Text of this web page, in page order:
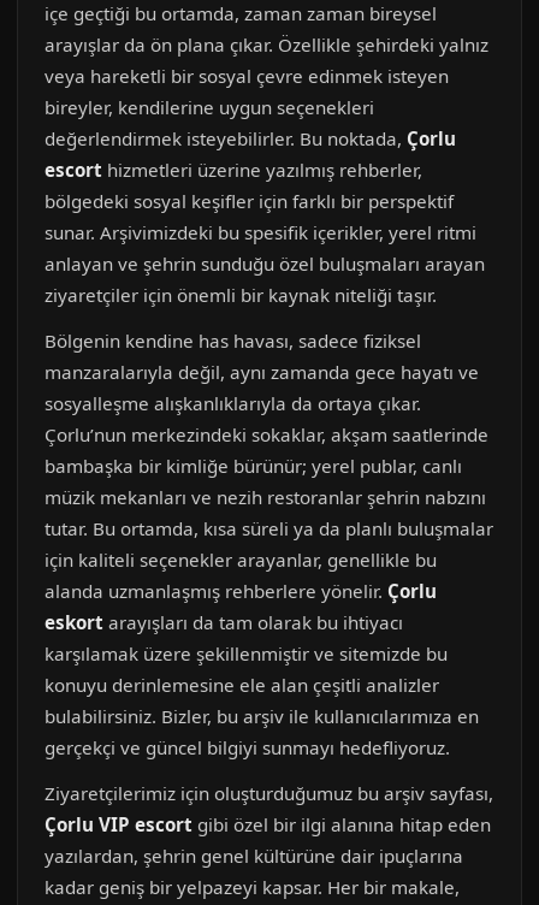
içe geçtiği bu ortamda, zaman zaman bireysel
arayışlar da ön plana çıkar. Özellikle şehirdeki yalnız
veya hareketli bir sosyal çevre edinmek isteyen
bireyler, kendilerine uygun seçenekleri
değerlendirmek isteyebilirler. Bu noktada, Çorlu
escort hizmetleri üzerine yazılmış rehberler,
bölgedeki sosyal keşifler için farklı bir perspektif
sunar. Arşivimizdeki bu spesifik içerikler, yerel ritmi
anlayan ve şehrin sunduğu özel buluşmaları arayan
ziyaretçiler için önemli bir kaynak niteliği taşır.
Bölgenin kendine has havası, sadece fiziksel
manzaralarıyla değil, aynı zamanda gece hayatı ve
sosyalleşme alışkanlıklarıyla da ortaya çıkar.
Çorlu’nun merkezindeki sokaklar, akşam saatlerinde
bambaşka bir kimliğe bürünür; yerel publar, canlı
müzik mekanları ve nezih restoranlar şehrin nabzını
tutar. Bu ortamda, kısa süreli ya da planlı buluşmalar
için kaliteli seçenekler arayanlar, genellikle bu
alanda uzmanlaşmış rehberlere yönelir. Çorlu
eskort arayışları da tam olarak bu ihtiyacı
karşılamak üzere şekillenmiştir ve sitemizde bu
konuyu derinlemesine ele alan çeşitli analizler
bulabilirsiniz. Bizler, bu arşiv ile kullanıcılarımıza en
gerçekçi ve güncel bilgiyi sunmayı hedefliyoruz.
Ziyaretçilerimiz için oluşturduğumuz bu arşiv sayfası,
Çorlu VIP escort gibi özel bir ilgi alanına hitap eden
yazılardan, şehrin genel kültürüne dair ipuçlarına
kadar geniş bir yelpazeyi kapsar. Her bir makale,